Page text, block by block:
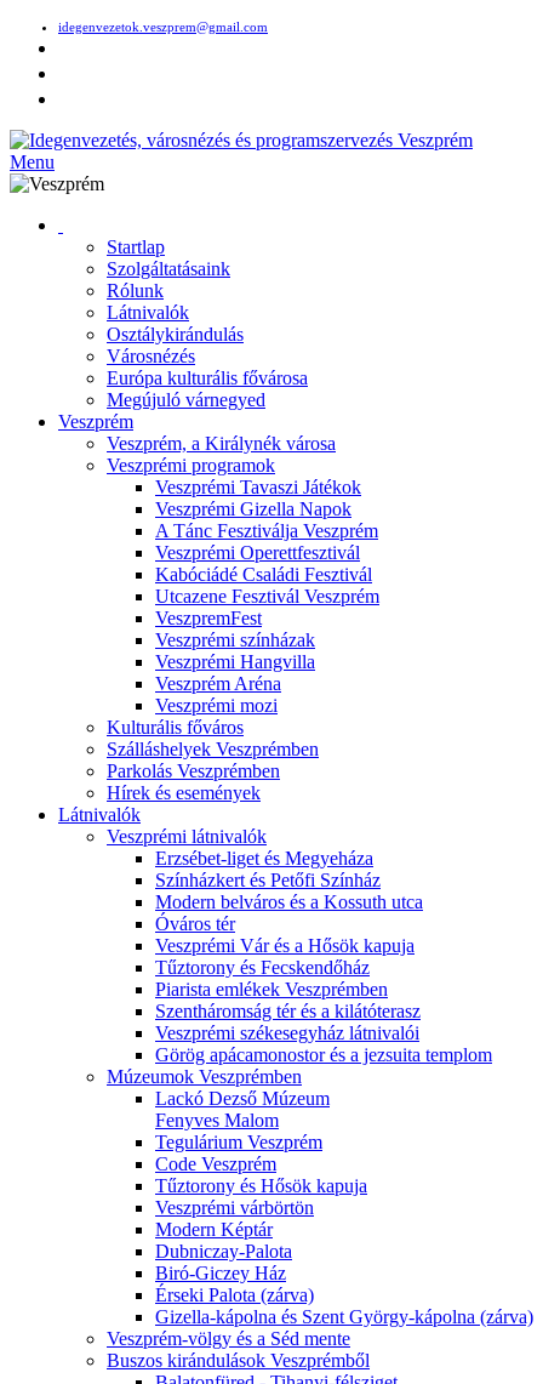
idegenvezetok.veszprem@gmail.com
Menu
Startlap
Szolgáltatásaink
Rólunk
Látnivalók
Osztálykirándulás
Városnézés
Európa kulturális fővárosa
Megújuló várnegyed
Veszprém
Veszprém, a Királynék városa
Veszprémi programok
Veszprémi Tavaszi Játékok
Veszprémi Gizella Napok
A Tánc Fesztiválja Veszprém
Veszprémi Operettfesztivál
Kabóciádé Családi Fesztivál
Utcazene Fesztivál Veszprém
VeszpremFest
Veszprémi színházak
Veszprémi Hangvilla
Veszprém Aréna
Veszprémi mozi
Kulturális főváros
Szálláshelyek Veszprémben
Parkolás Veszprémben
Hírek és események
Látnivalók
Veszprémi látnivalók
Erzsébet-liget és Megyeháza
Színházkert és Petőfi Színház
Modern belváros és a Kossuth utca
Óváros tér
Veszprémi Vár és a Hősök kapuja
Tűztorony és Fecskendőház
Piarista emlékek Veszprémben
Szentháromság tér és a kilátóterasz
Veszprémi székesegyház látnivalói
Görög apácamonostor és a jezsuita templom
Múzeumok Veszprémben
Lackó Dezső Múzeum
Fenyves Malom
Tegulárium Veszprém
Code Veszprém
Tűztorony és Hősök kapuja
Veszprémi várbörtön
Modern Képtár
Dubniczay-Palota
Biró-Giczey Ház
Érseki Palota (zárva)
Gizella-kápolna és Szent György-kápolna (zárva)
Veszprém-völgy és a Séd mente
Buszos kirándulások Veszprémből